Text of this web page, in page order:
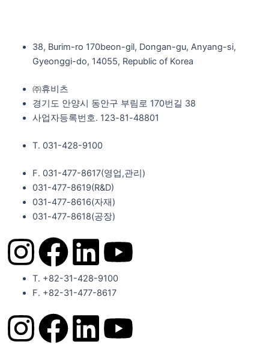
38, Burim-ro 170beon-gil, Dongan-gu, Anyang-si,
Gyeonggi-do, 14055, Republic of Korea
㈜휴비츠
경기도 안양시 동안구 부림로 170번길 38
사업자등록번호. 123-81-48801
T. 031-428-9100
F. 031-477-8617(영업,관리)
031-477-8619(R&D)
031-477-8616(자재)​
031-477-8618(공장)​
I
n
s
F
a
c
L
i
n
Y
o
u
T. +82-31-428-9100
F. +82-31-477-8617
I
F L Y